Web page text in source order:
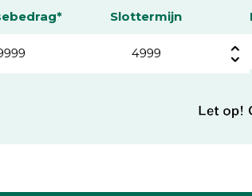
Slottermijn